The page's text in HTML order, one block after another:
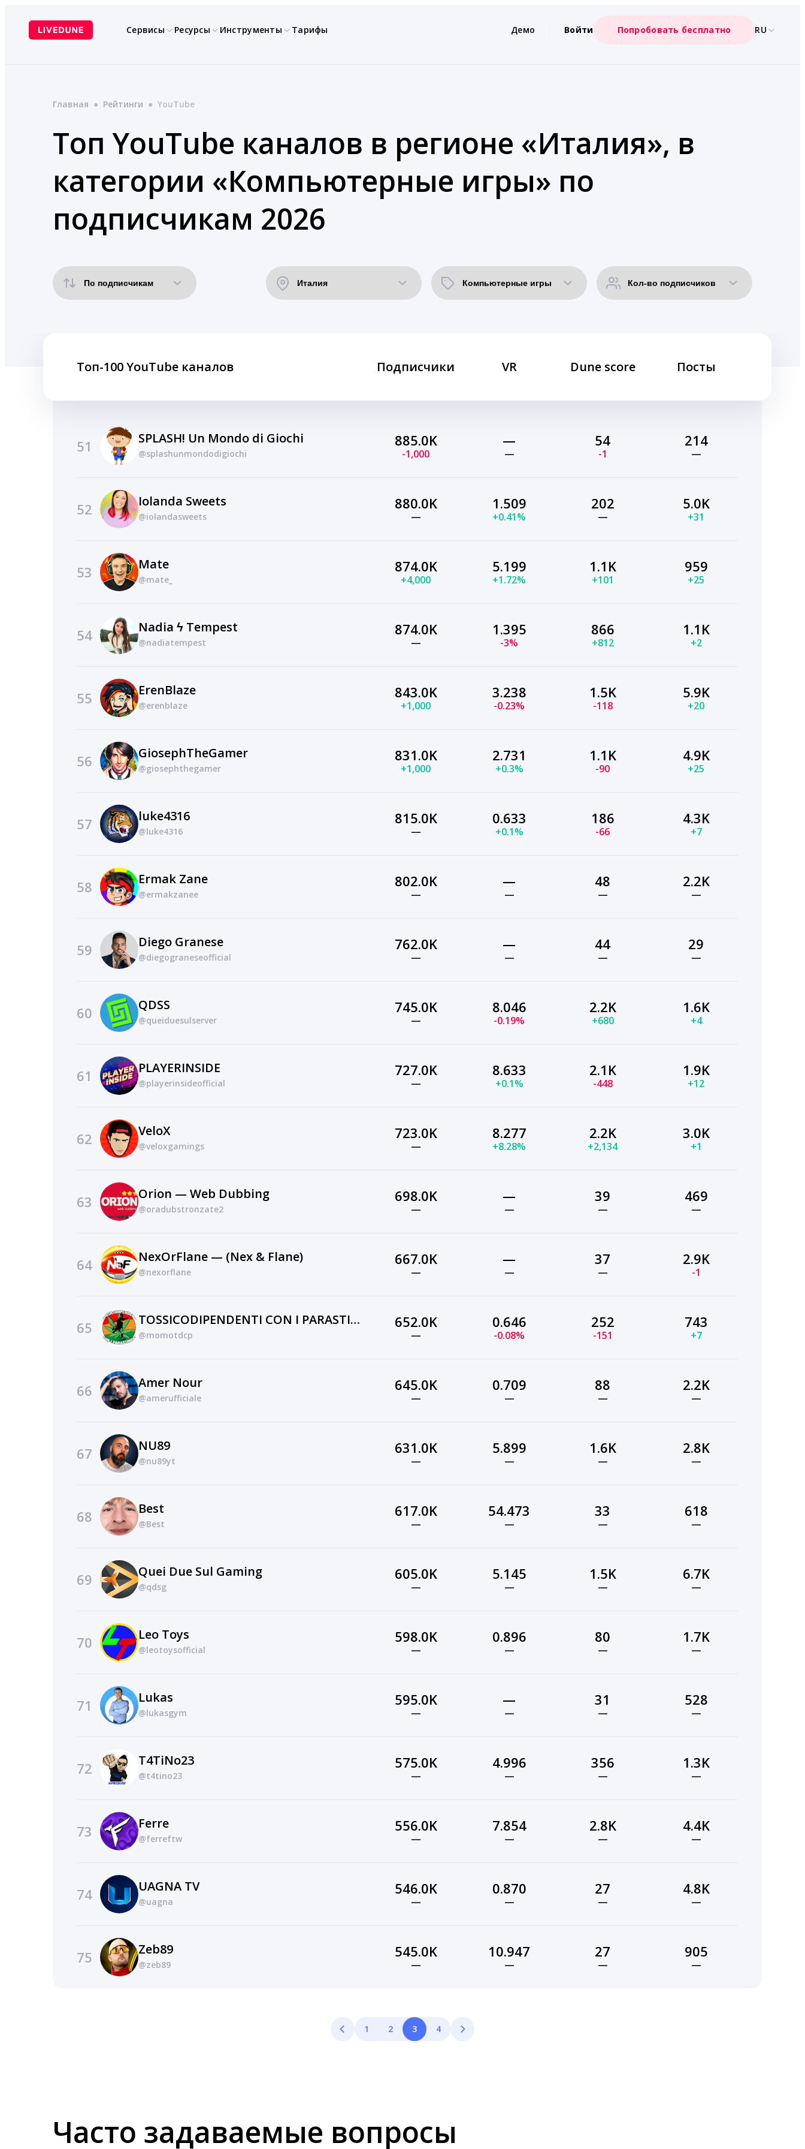
содержимому
Сервисы Ресурсы Инструменты Тарифы Демо Войти Попробовать бесплатно RU
Главная ● Рейтинги ● YouTube
Топ YouTube каналов в регионе «Италия», в
категории «Компьютерные игры» по
подписчикам 2026
Топ-100 YouTube каналов Подписчики VR Dune score Посты
51 SPLASH! Un Mondo di Giochi
@splashunmondodigiochi
885.0K
-1,000
—
—
54
-1
214
—
52 Iolanda Sweets
@iolandasweets
880.0K
—
1.509
+0.41%
202
—
5.0K
+31
53 Mate
@mate_
874.0K
+4,000
5.199
+1.72%
1.1K
+101
959
+25
54 Nadia ϟ Tempest
@nadiatempest
874.0K
—
1.395
-3%
866
+812
1.1K
+2
55 ErenBlaze
@erenblaze
843.0K
+1,000
3.238
-0.23%
1.5K
-118
5.9K
+20
56 GiosephTheGamer
@giosephthegamer
831.0K
+1,000
2.731
+0.3%
1.1K
-90
4.9K
+25
57 luke4316
@luke4316
815.0K
—
0.633
+0.1%
186
-66
4.3K
+7
58 Ermak Zane
@ermakzanee
802.0K
—
—
—
48
—
2.2K
—
59 Diego Granese
@diegograneseofficial
762.0K
—
—
—
44
—
29
—
60 QDSS
@queiduesulserver
745.0K
—
8.046
-0.19%
2.2K
+680
1.6K
+4
61 PLAYERINSIDE
@playerinsideofficial
727.0K
—
8.633
+0.1%
2.1K
-448
1.9K
+12
62 VeloX
@veloxgamings
723.0K
—
8.277
+8.28%
2.2K
+2,134
3.0K
+1
63 Orion — Web Dubbing
@oradubstronzate2
698.0K
—
—
—
39
—
469
—
64 NexOrFlane — (Nex & Flane)
@nexorflane
667.0K
—
—
—
37
—
2.9K
-1
65 TOSSICODIPENDENTI CON I PARASTINCHI
@momotdcp
652.0K
—
0.646
-0.08%
252
-151
743
+7
66 Amer Nour
@amerufficiale
645.0K
—
0.709
—
88
—
2.2K
—
67 NU89
@nu89yt
631.0K
—
5.899
—
1.6K
—
2.8K
—
68 Best
@Best
617.0K
—
54.473
—
33
—
618
—
69 Quei Due Sul Gaming
@qdsg
605.0K
—
5.145
—
1.5K
—
6.7K
—
70 Leo Toys
@leotoysofficial
598.0K
—
0.896
—
80
—
1.7K
—
71 Lukas
@lukasgym
595.0K
—
—
—
31
—
528
—
72 T4TiNo23
@t4tino23
575.0K
—
4.996
—
356
—
1.3K
—
73 Ferre
@ferreftw
556.0K
—
7.854
—
2.8K
—
4.4K
—
74 UAGNA TV
@uagna
546.0K
—
0.870
—
27
—
4.8K
—
75 Zeb89
@zeb89
545.0K
—
10.947
—
27
—
905
—
1 2 3 4
Часто задаваемые вопросы